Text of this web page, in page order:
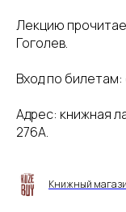
Лекцию
Гоголев.
Вход по
Адрес: книжная
276А.
Книжный